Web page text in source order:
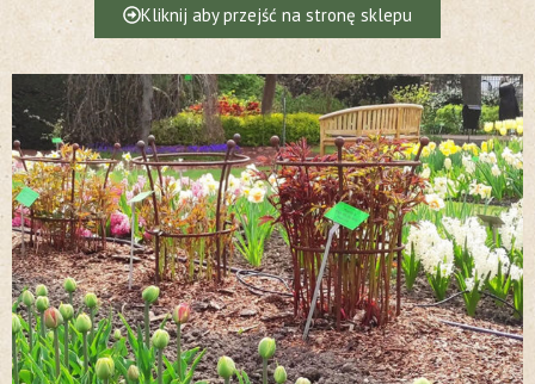
Kliknij aby przejść na stronę sklepu